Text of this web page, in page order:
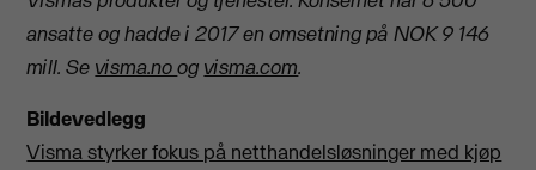
ansatte og hadde i 2017 en omsetning på NOK 9 146
mill. Se visma.noog visma.com.
Bildevedlegg
Visma styrker fokus på netthandelsløsninger med kjøp